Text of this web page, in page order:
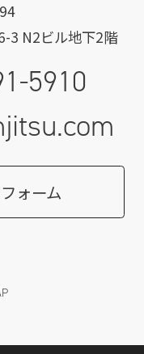
3 N2ビル地下2階
5910
ォーム